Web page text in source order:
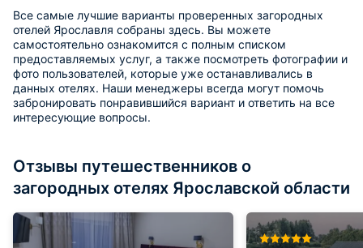
Все самые лучшие варианты проверенных загородных
отелей Ярославля собраны здесь. Вы можете
самостоятельно ознакомится с полным списком
предоставляемых услуг, а также посмотреть фотографии и
фото пользователей, которые уже останавливались в
данных отелях. Наши менеджеры всегда могут помочь
забронировать понравившийся вариант и ответить на все
интересующие вопросы.
Отзывы путешественников о
загородных отелях Ярославской области